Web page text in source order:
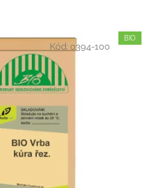
Kód:0394-100
BIO